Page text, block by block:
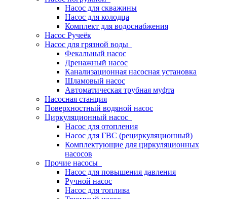
Насос для скважины
Насос для колодца
Комплект для водоснабжения
Насос Ручеёк
Насос для грязной воды
Фекальный насос
Дренажный насос
Канализационная насосная установка
Шламовый насос
Автоматическая трубная муфта
Насосная станция
Поверхностный водяной насос
Циркуляционный насос
Насос для отопления
Насос для ГВС (рециркуляционный)
Комплектующие для циркуляционных
насосов
Прочие насосы
Насос для повышения давления
Ручной насос
Насос для топлива